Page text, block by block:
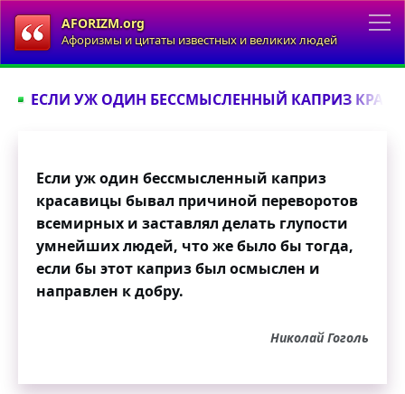
AFORIZM.org
Афоризмы и цитаты известных и великих людей
ЕСЛИ УЖ ОДИН БЕССМЫСЛЕННЫЙ КАПРИЗ
Если уж один бессмысленный каприз
красавицы бывал причиной переворотов
всемирных и заставлял делать глупости
умнейших людей, что же было бы тогда,
если бы этот каприз был осмыслен и
направлен к добру.
Николай Гоголь